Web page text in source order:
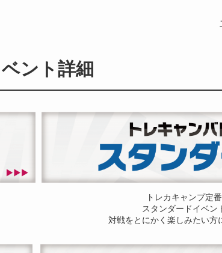
ント詳細
トレカキャンプ定
スタンダードイベン
対戦をとにかく楽しみたい方